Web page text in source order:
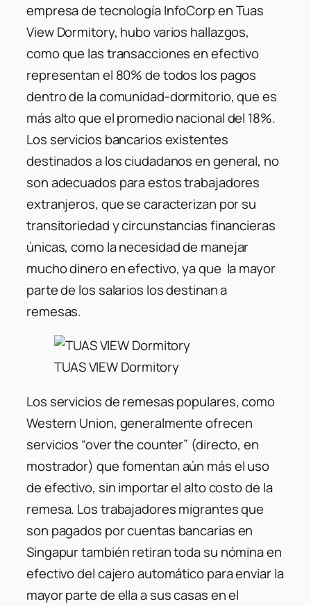
empresa de tecnología InfoCorp en Tuas
View Dormitory, hubo varios hallazgos,
como que las transacciones en efectivo
representan el 80% de todos los pagos
dentro de la comunidad-dormitorio, que es
más alto que el promedio nacional del 18%.
Los servicios bancarios existentes
destinados a los ciudadanos en general, no
son adecuados para estos trabajadores
extranjeros, que se caracterizan por su
transitoriedad y circunstancias financieras
únicas, como la necesidad de manejar
mucho dinero en efectivo, ya que la mayor
parte de los salarios los destinan a
remesas.
TUAS VIEW Dormitory
Los servicios de remesas populares, como
Western Union, generalmente ofrecen
servicios “over the counter” (directo, en
mostrador) que fomentan aún más el uso
de efectivo, sin importar el alto costo de la
remesa. Los trabajadores migrantes que
son pagados por cuentas bancarias en
Singapur también retiran toda su nómina en
efectivo del cajero automático para enviar la
mayor parte de ella a sus casas en el